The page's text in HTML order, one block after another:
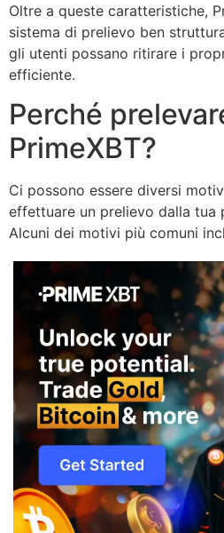
Oltre a queste caratteristiche,
sistema di prelievo ben
gli utenti possano ritirare i
efficiente.
Perché
PrimeXBT?
Ci possono essere diversi
effettuare un prelievo dalla tua
Alcuni dei motivi più comuni